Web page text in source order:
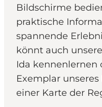
Bildschirme
praktische
spannende
könnt auch
Ida kennenlernen
Exemplar
einer Karte der